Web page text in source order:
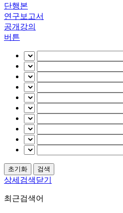
단행본
연구보고서
공개강의
버튼
상세검색닫기
최근검색어